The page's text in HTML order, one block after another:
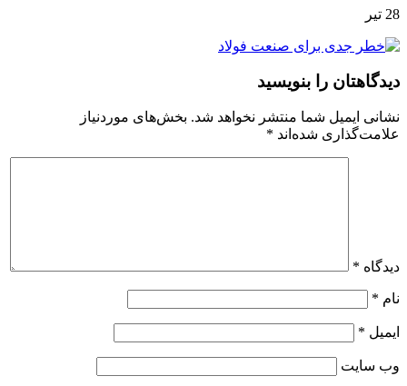
28 تیر
دیدگاهتان را بنویسید
نشانی ایمیل شما منتشر نخواهد شد. بخش‌های موردنیاز
علامت‌گذاری شده‌اند *
دیدگاه *
نام *
ایمیل *
وب‌ سایت